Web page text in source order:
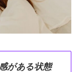
がある状態